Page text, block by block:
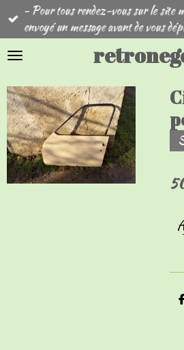
Passer
principal
- Pour tous rendez-vous sur le site
envoyé un message avant de vous